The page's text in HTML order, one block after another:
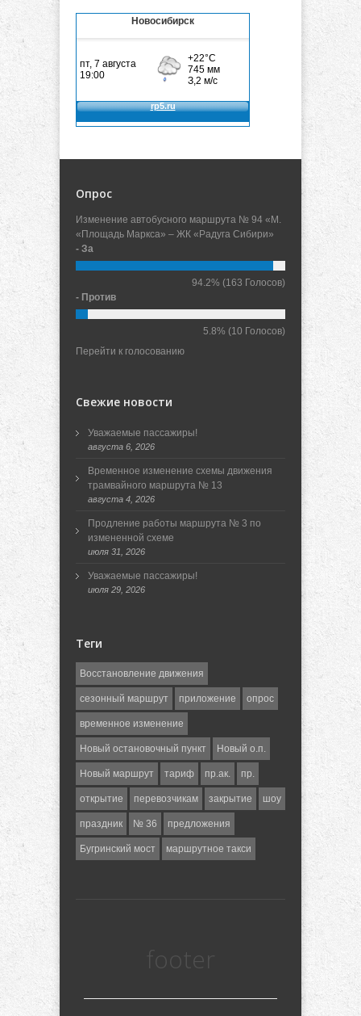
Новосибирск
Опрос
Изменение автобусного маршрута № 94 «М.
«Площадь Маркса» – ЖК «Радуга Сибири»
- За
94.2% (163 Голосов)
- Против
5.8% (10 Голосов)
Перейти к голосованию
Свежие новости
Уважаемые пассажиры!
августа 6, 2026
Временное изменение схемы движения
трамвайного маршрута № 13
августа 4, 2026
Продление работы маршрута № 3 по
измененной схеме
июля 31, 2026
Уважаемые пассажиры!
июля 29, 2026
Теги
Восстановление движения
сезонный маршрут приложение опрос
временное изменение
Новый остановочный пункт Новый о.п.
Новый маршрут тариф пр.ак. пр.
открытие перевозчикам закрытие шоу
праздник № 36 предложения
Бугринский мост маршрутное такси
footer